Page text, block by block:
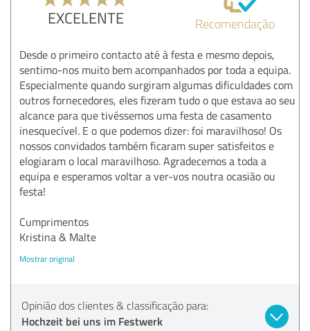
EXCELENTE Recomendação
Desde o primeiro contacto até à festa e mesmo depois,
sentimo-nos muito bem acompanhados por toda a equipa.
Especialmente quando surgiram algumas dificuldades com
outros fornecedores, eles fizeram tudo o que estava ao seu
alcance para que tivéssemos uma festa de casamento
inesquecível. E o que podemos dizer: foi maravilhoso! Os
nossos convidados também ficaram super satisfeitos e
elogiaram o local maravilhoso. Agradecemos a toda a
equipa e esperamos voltar a ver-vos noutra ocasião ou
festa!
Cumprimentos
Kristina & Malte
Mostrar original
Opinião dos clientes & classificação para:
Hochzeit bei uns im Festwerk